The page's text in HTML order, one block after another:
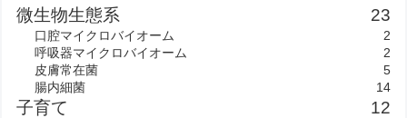
微生物生態系
23
口腔マイクロバイオーム
2
呼吸器マイクロバイオーム
2
皮膚常在菌
5
腸内細菌
14
子育て
12